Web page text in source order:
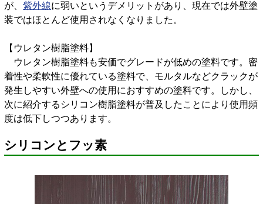
が、 紫外線に弱いというデメリットがあり、現在では外壁塗
装ではほとんど使用されなくなりました。
【ウレタン樹脂塗料】
ウレタン樹脂塗料も安価でグレードが低めの塗料です。密
着性や柔軟性に優れている塗料で、モルタルなどクラックが
発生しやすい外壁への使用におすすめの塗料です。しかし、
次に紹介するシリコン樹脂塗料が普及したことにより使用頻
度は低下しつつあります。
シリコンとフッ素